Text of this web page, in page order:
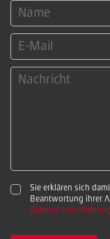
Sie erklären sich
Beantwortung ihrer
Datenschutzerklärung